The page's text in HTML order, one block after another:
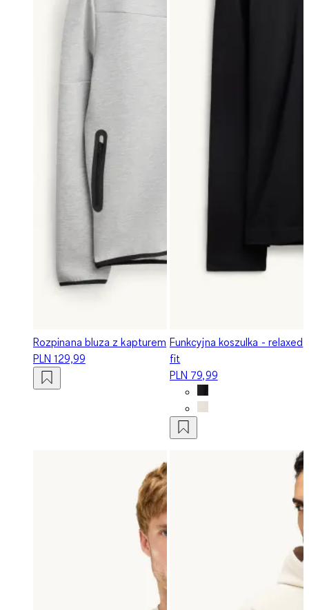
Rozpinana bluza z kapturem
PLN 129,99
Funkcyjna koszulka - relaxed
fit
PLN 79,99